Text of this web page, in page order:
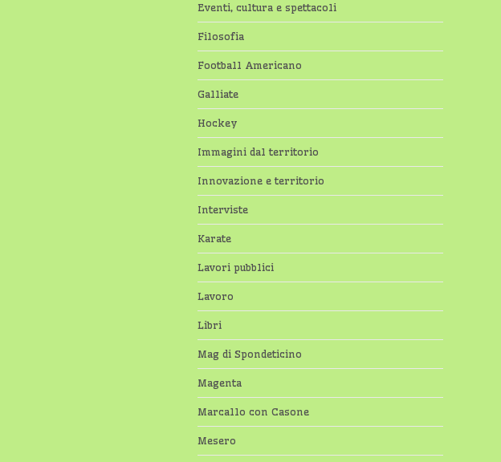
Eventi, cultura e spettacoli
Filosofia
Football Americano
Galliate
Hockey
Immagini dal territorio
Innovazione e territorio
Interviste
Karate
Lavori pubblici
Lavoro
Libri
Mag di Spondeticino
Magenta
Marcallo con Casone
Mesero